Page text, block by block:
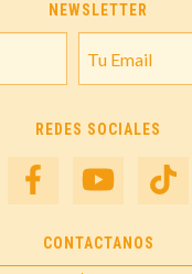
NEWSLETTER
REDES SOCIALES
CONTACTANOS